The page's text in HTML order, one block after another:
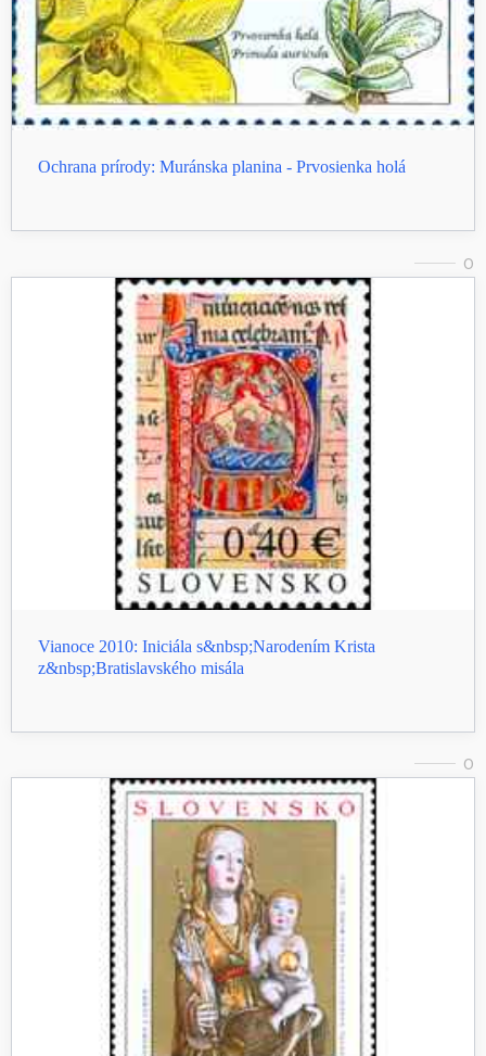
Ochrana prírody: Muránska planina - Prvosienka holá
0
Vianoce 2010: Iniciála s&nbsp;Narodením Krista
z&nbsp;Bratislavského misála
0